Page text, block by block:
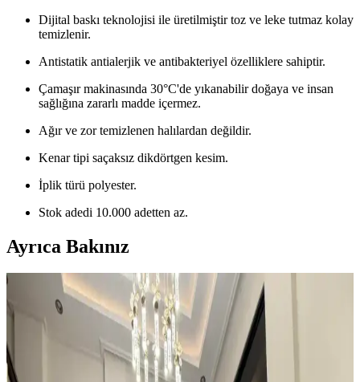
Dijital baskı teknolojisi ile üretilmiştir toz ve leke tutmaz kolay
temizlenir.
Antistatik antialerjik ve antibakteriyel özelliklere sahiptir.
Çamaşır makinasında 30°C'de yıkanabilir doğaya ve insan
sağlığına zararlı madde içermez.
Ağır ve zor temizlenen halılardan değildir.
Kenar tipi saçaksız dikdörtgen kesim.
İplik türü polyester.
Stok adedi 10.000 adetten az.
Ayrıca Bakınız
Kahvaltı Köşeleri İçin Sandalye Seçenekleri ve
Dekorasyon İpuçları
Kahvaltı köşelerinde ahşap ve sentetik deri sandalyeler, dayanıklılık
ve temizlik kolaylığı sunar. Minder ve özel tasarım halılarla konfor
ve estetik dengelenir, mekanın atmosferi güçlenir.